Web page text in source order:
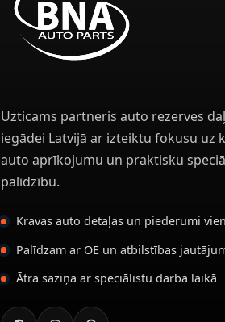
Uzticams partneris auto rezerves
iegādei Latvijā ar izteiktu fokusu uz
auto aprīkojumu un praktisku
palīdzību.
Kravas auto detaļas un piederumi
Palīdzam ar OE un atbilstības
Ātra saziņa ar speciālistu darba laikā